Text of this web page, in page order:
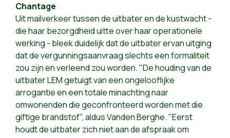
Chantage
Uit mailverkeer tussen de uitbater en de kustwacht -
die haar bezorgdheid uitte over haar operationele
werking - bleek duidelijk dat de uitbater ervan uitging
dat de vergunningsaanvraag slechts een formaliteit
zou zijn en verleend zou worden. "De houding van de
uitbater LEM getuigt van een ongelooflijke
arrogantie en een totale minachting naar
omwonenden die geconfronteerd worden met die
giftige brandstof", aldus Vanden Berghe. "Eerst
houdt de uitbater zich niet aan de afspraak om